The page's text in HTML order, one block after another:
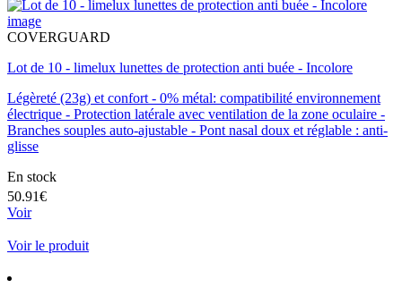
COVERGUARD
Lot de 10 - limelux lunettes de protection anti buée - Incolore
Légèreté (23g) et confort - 0% métal: compatibilité environnement
électrique - Protection latérale avec ventilation de la zone oculaire -
Branches souples auto-ajustable - Pont nasal doux et réglable : anti-
glisse
En stock
50.91€
Voir
Voir le produit